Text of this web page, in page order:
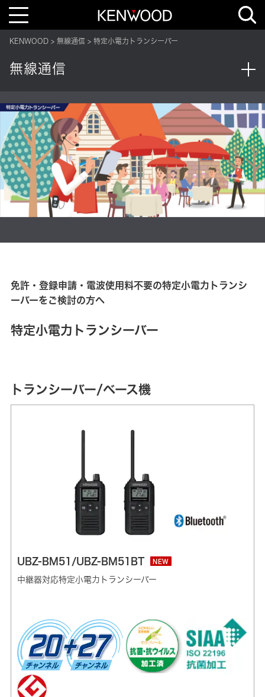
T
l
a
v
a
t
i
o
n
KENWOOD 無線通信 特定小電力トランシーバー
無線通信
免許・登録申請・電波使用料不要の特定小電力トランシ
ーバーをご検討の方へ
特定小電力トランシーバー
トランシーバー/ベース機
UBZ-BM51/UBZ-BM51BT NEW
中継器対応特定小電力トランシーバー